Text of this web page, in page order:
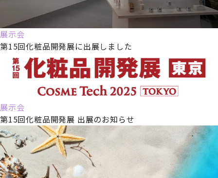
展示会
第15回化粧品開発展に出展しました
展示会
第15回化粧品開発展 出展のお知らせ